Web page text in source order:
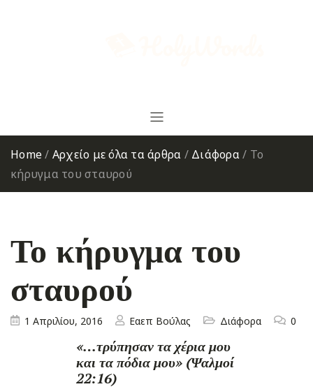
Home/ Αρχείο με όλα τα άρθρα / Διάφορα/ Το
κήρυγμα του σταυρού
Το κήρυγμα του
σταυρού
1 Απριλίου, 2016 Εαεπ Βούλας Διάφορα 0
«…τρύπησαν τα χέρια μου
και τα πόδια μου» (Ψαλμοί
22:16)